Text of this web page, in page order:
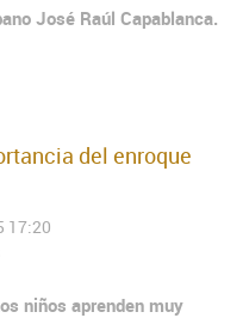
José Raúl Capablanca.
del enroque
17:20
niños aprenden muy